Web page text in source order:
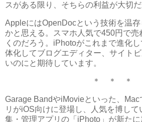
スがある限り、そちらの利益が大切だ
AppleにはOpenDocという技術を温
かと思える。スマホ人気で450円で売
くのだろう。iPhotoがこれまで進化
体化してブログエディター、サイト
いのにと期待しています。
＊ ＊ ＊
Garage BandやiMovieといった、
リがiOS向けに登場し、人気を博し
集・管理アプリの「iPhoto」が新た